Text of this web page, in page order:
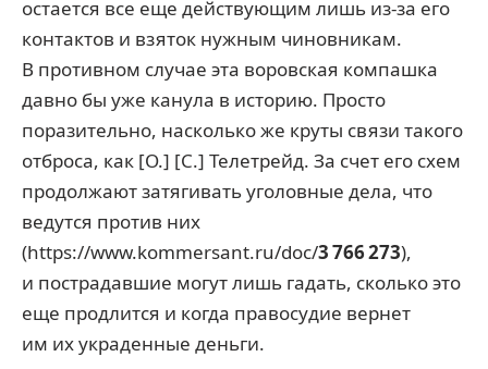
остается все еще действующим лишь из-за его
контактов и взяток нужным чиновникам.
В противном случае эта воровская компашка
давно бы уже канула в историю. Просто
поразительно, насколько же круты связи такого
отброса, как [О.] [С.] Телетрейд. За счет его схем
продолжают затягивать уголовные дела, что
ведутся против них
(https://www.kommersant.ru/doc/3 766 273),
и пострадавшие могут лишь гадать, сколько это
еще продлится и когда правосудие вернет
им их украденные деньги.